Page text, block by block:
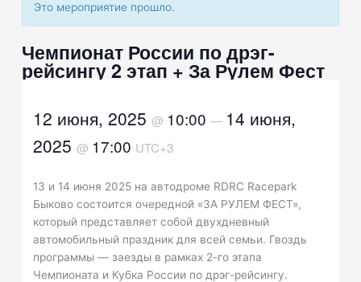
Это мероприятие прошло.
Чемпионат России по дрэг-
рейсингу 2 этап + За Рулем Фест
12 июня, 2025@ 10:00— 14 июня,
2025@ 17:00 UTC+3
13 и 14 июня 2025 на автодроме RDRC Racepark
Быково состоится очередной «ЗА РУЛЕМ ФЕСТ»,
который представляет собой двухдневный
автомобильный праздник для всей семьи. Гвоздь
программы — заезды в рамках 2-го этапа
Чемпионата и Кубка России по дрэг-рейсингу.